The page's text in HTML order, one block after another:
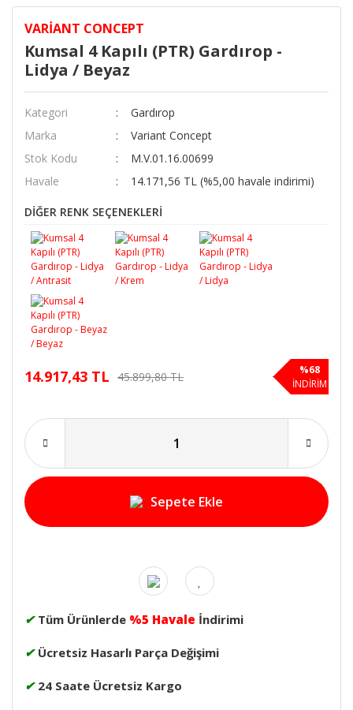
VARIANT CONCEPT
Kumsal 4 Kapılı (PTR) Gardırop -
Lidya / Beyaz
Kategori
Gardırop
Marka
Variant Concept
Stok Kodu
M.V.01.16.00699
Havale
14.171,56 TL (%5,00 havale indirimi)
DİĞER RENK SEÇENEKLERİ
14.917,43 TL 45.899,80 TL
%68
İNDİRİM
Sepete Ekle
✔ Tüm Ürünlerde %5 Havale İndirimi
✔ Ücretsiz Hasarlı Parça Değişimi
✔ 24 Saate Ücretsiz Kargo